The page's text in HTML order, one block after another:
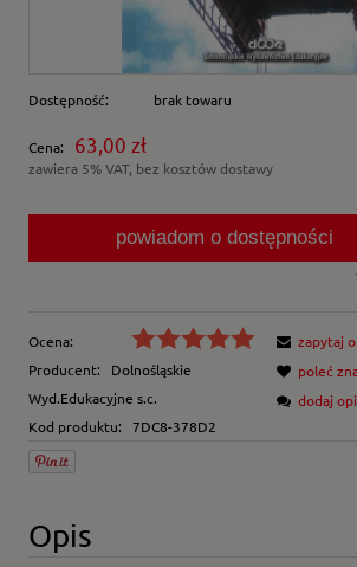
Dostępność: brak towaru
Cena: 63,00 zł
zawiera 5% VAT, bez kosztów dostawy
powiadom o dostępności
Ocena:
Producent:
Dolnośląskie
Wyd.Edukacyjne s.c.
Kod produktu:
7DC8-378D2
zapytaj
poleć
dodaj
Opis